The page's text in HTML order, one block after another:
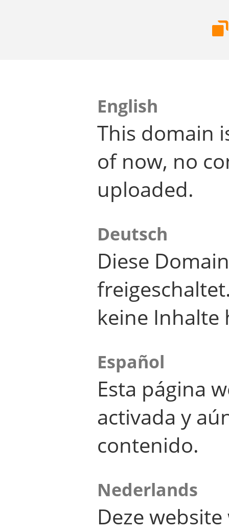
English
This domain
of now, no
uploaded.
Deutsch
Diese
keine Inhalte
Español
Esta página
activada y
contenido.
Nederlands
Deze